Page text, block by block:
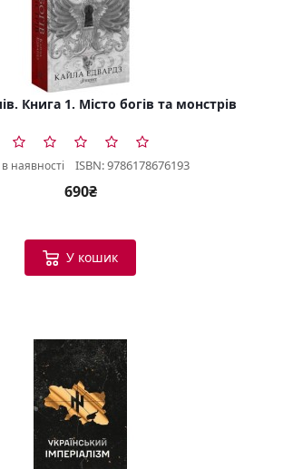
Книга 1. Місто богів та монстрів
наявності ISBN: 9786178676193
690₴
У кошик